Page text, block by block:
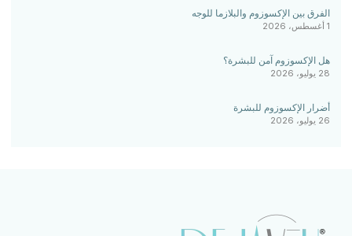
الفرق بين الإكسوزوم والبلازما للوجه
1 أغسطس، 2026
هل الإكسوزوم آمن للبشرة؟
28 يوليو، 2026
أضرار الإكسوزوم للبشرة
26 يوليو، 2026